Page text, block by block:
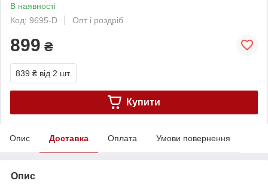
В наявності
Код: 9695-D
Опт і роздріб
899 ₴
839 ₴ від 2 шт.
Купити
Опис Доставка Оплата Умови повернення
Опис